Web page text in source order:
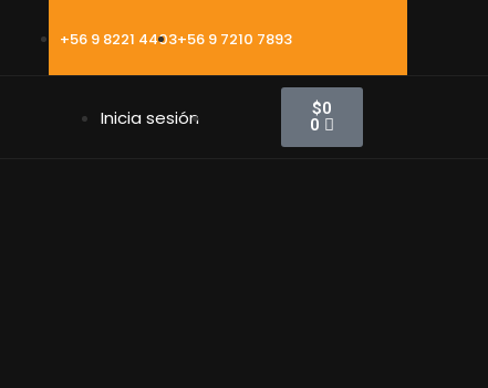
+56 9 8221 4403+56 9 7210 7893
Inicia sesión $0
0